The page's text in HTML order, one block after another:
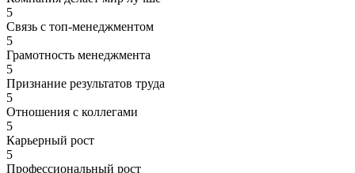
5
Связь с топ-менеджментом
5
Грамотность менеджмента
5
Признание результатов труда
5
Отношения с коллегами
5
Карьерный рост
5
Профессиональный рост